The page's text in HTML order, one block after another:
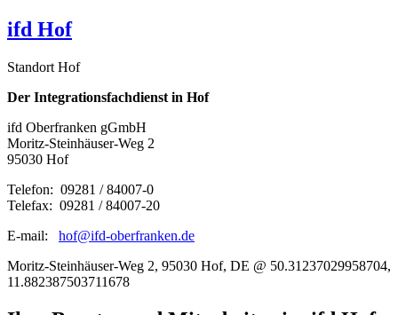
ifd Hof
Standort Hof
Der Integrationsfachdienst in Hof
ifd Oberfranken gGmbH
Moritz-Steinhäuser-Weg 2
95030 Hof
Telefon: 09281 / 84007-0
Telefax: 09281 / 84007-20
E-mail: hof@ifd-oberfranken.de
Moritz-Steinhäuser-Weg 2, 95030 Hof, DE @ 50.31237029958704,
11.882387503711678